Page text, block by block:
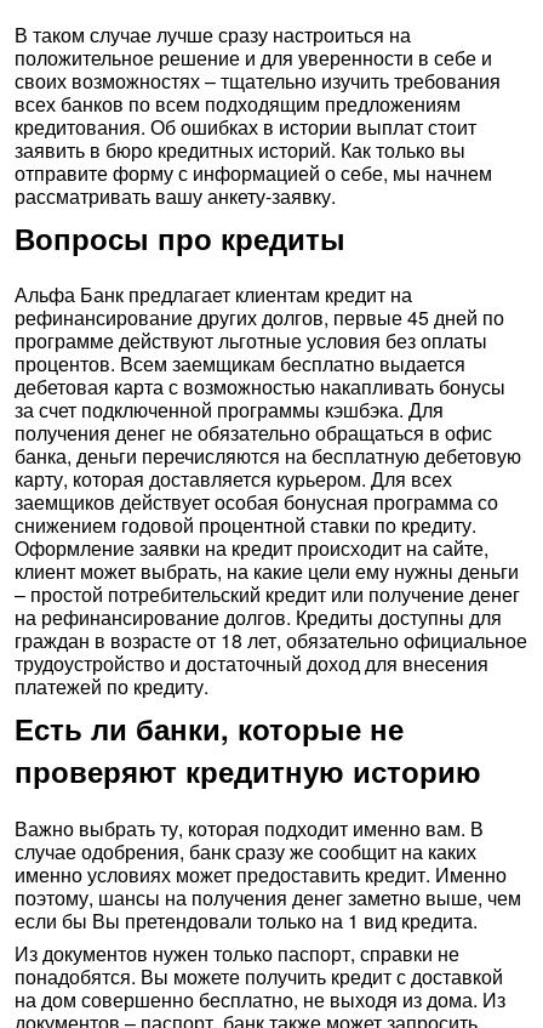
В таком случае лучше сразу настроиться на
положительное решение и для уверенности в себе и
своих возможностях – тщательно изучить требования
всех банков по всем подходящим предложениям
кредитования. Об ошибках в истории выплат стоит
заявить в бюро кредитных историй. Как только вы
отправите форму с информацией о себе, мы начнем
рассматривать вашу анкету-заявку.
Вопросы про кредиты
Альфа Банк предлагает клиентам кредит на
рефинансирование других долгов, первые 45 дней по
программе действуют льготные условия без оплаты
процентов. Всем заемщикам бесплатно выдается
дебетовая карта с возможностью накапливать бонусы
за счет подключенной программы кэшбэка. Для
получения денег не обязательно обращаться в офис
банка, деньги перечисляются на бесплатную дебетовую
карту, которая доставляется курьером. Для всех
заемщиков действует особая бонусная программа со
снижением годовой процентной ставки по кредиту.
Оформление заявки на кредит происходит на сайте,
клиент может выбрать, на какие цели ему нужны деньги
– простой потребительский кредит или получение денег
на рефинансирование долгов. Кредиты доступны для
граждан в возрасте от 18 лет, обязательно официальное
трудоустройство и достаточный доход для внесения
платежей по кредиту.
Есть ли банки, которые не
проверяют кредитную историю
Важно выбрать ту, которая подходит именно вам. В
случае одобрения, банк сразу же сообщит на каких
именно условиях может предоставить кредит. Именно
поэтому, шансы на получения денег заметно выше, чем
если бы Вы претендовали только на 1 вид кредита.
Из документов нужен только паспорт, справки не
понадобятся. Вы можете получить кредит с доставкой
на дом совершенно бесплатно, не выходя из дома. Из
документов – паспорт, банк также может запросить